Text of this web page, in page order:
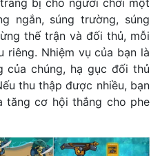
ngắn, súng trường, súng
thế trận và đối thủ, mỗi
riêng. Nhiệm vụ của bạn là
của chúng, hạ gục đối thủ
thu thập được nhiều, bạn
tăng cơ hội thắng cho phe